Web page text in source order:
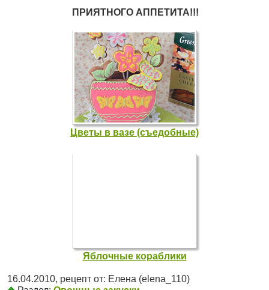
ПРИЯТНОГО АППЕТИТА!!!
Цветы в вазе (съедобные)
Яблочные кораблики
16.04.2010, рецепт от: Елена (elena_110)